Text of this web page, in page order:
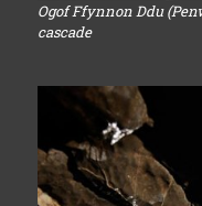
Ogof Ffynnon Ddu
cascade